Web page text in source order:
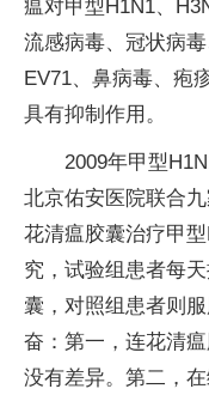
瘟对甲型H1N1、
流感病毒、冠状病
EV71、鼻病毒、疱
具有抑制作用。
2009年甲型
北京佑安医院联合
花清瘟胶囊治疗甲
究，试验组患者每
囊，对照组患者则
奋：第一，连花清
没有差异。第二，